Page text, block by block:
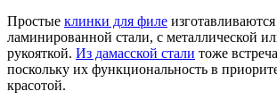
Простые клинки для филе
ламинированной стали, с металлической
рукояткой. Из дамасской стали тоже
поскольку их функциональность в
красотой.